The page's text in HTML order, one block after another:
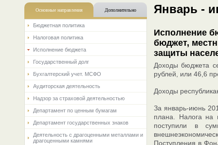
Основные направления Дополнительно
Бюджетная политика
Налоговая политика
Исполнение бюджета
Государственный долг
Бухгалтерский учет. МСФО
Аудиторская деятельность
Надзор за страховой деятельностью
Департамент по ценным бумагам
Департамент государственных знаков
Деятельность с драгоценными металлами и
драгоценными камнями
Январь -
Исполнение
бюджет,
защиты
Доходы бюджета
рублей, или 46,6
Доходы
За январь-июнь
плана. Налога на
поступили в
Поступления в